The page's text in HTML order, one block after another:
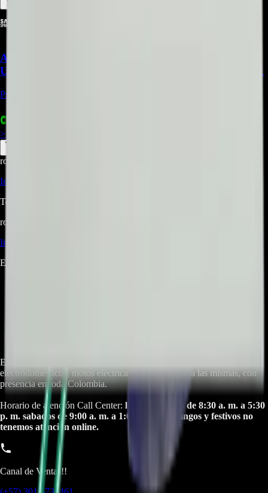
Acrilico LGP compatible con Samsung
UN43RU7100KXZL, UN43NU7100KXZL - REP-471
Precio Regular:
> ver_
root@ops:~#
Iniciá sesión
Todavía no hay preguntas respondidas. Hacé la primera.
root@ops:~#
Iniciá sesión
Este producto aún no tiene reseñas. Sé el primero en opinar.
Empresa especializada en electrodomésticos, repuestos de
electrodomésticos, motos electricas y repuestos para las mismas, con
presencia en toda Colombia.
Horario de atención Call Center: lunes a viernes de 8:30 a. m. a 5:30
p. m. sabados de 9:00 a. m. a 1:00 p. m. Domingos y festivos no
tenemos atencion online.
Canal de Ventas!!